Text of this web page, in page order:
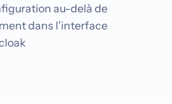
au-delà de
dans l'interface